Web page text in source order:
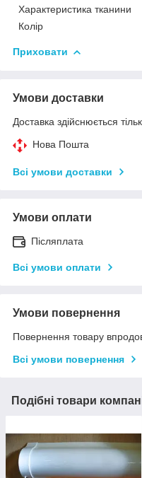
Характеристика тканини
Колір
Приховати
Умови доставки
Доставка здійснюється
Нова Пошта
Всі умови доставки
Умови оплати
Післяплата
Всі умови оплати
Умови повернення
Повернення товару
Всі умови повернення
Подібні товари